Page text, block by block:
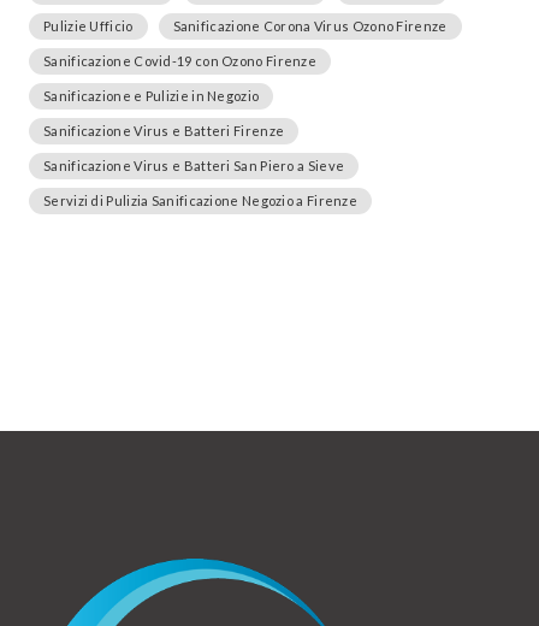
Pulizie Ufficio Sanificazione Corona Virus Ozono Firenze
Sanificazione Covid-19 con Ozono Firenze
Sanificazione e Pulizie in Negozio
Sanificazione Virus e Batteri Firenze
Sanificazione Virus e Batteri San Piero a Sieve
Servizi di Pulizia Sanificazione Negozio a Firenze